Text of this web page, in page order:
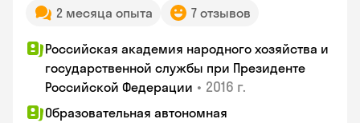
2 месяца опыта
7 отзывов
Российская академия народного хозяйства и
государственной службы при Президенте
Российской Федерации • 2016 г.
Образовательная автономная